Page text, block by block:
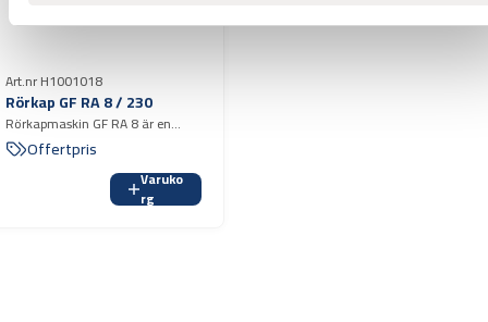
Art.nr H1001018
Rörkap GF RA 8 / 230
Rörkapmaskin GF RA 8 är en
kraftig och robus eldriven
rörkapmaskin för kapning av rör i
stål, syrafast stål, gjutjärn,
aluminium, koppar och plast.
Offertpris
Varuko
rg